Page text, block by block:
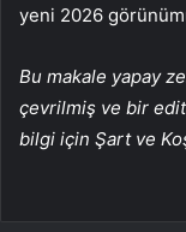
yeni 2026
Bu makale yapay
çevrilmiş ve bir
bilgi için Şart ve